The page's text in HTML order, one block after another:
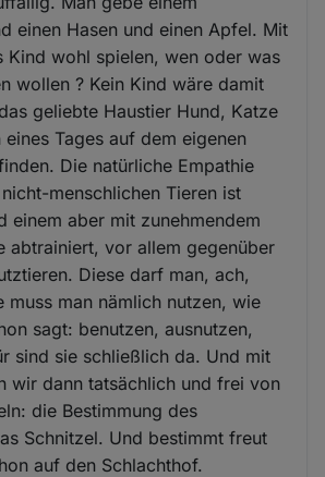
einen Hasen und einen Apfel. Mit
Kind wohl spielen, wen oder was
wollen ? Kein Kind wäre damit
geliebte Haustier Hund, Katze
Tages auf dem eigenen
Die natürliche Empathie
menschlichen Tieren ist
einem aber mit zunehmendem
abtrainiert, vor allem gegenüber
Diese darf man, ach,
muss man nämlich nutzen, wie
sagt: benutzen, ausnutzen,
sind sie schließlich da. Und mit
wir dann tatsächlich und frei von
die Bestimmung des
Schnitzel. Und bestimmt freut
auf den Schlachthof.